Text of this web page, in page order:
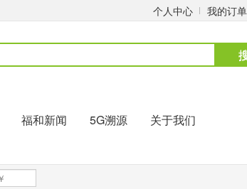
个人中心 我的订单
福和新闻 5G溯源 关于我们